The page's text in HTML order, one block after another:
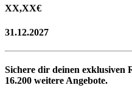
XX,XX€
31.12.2027
Sichere dir deinen exklusiven
16.200 weitere Angebote.